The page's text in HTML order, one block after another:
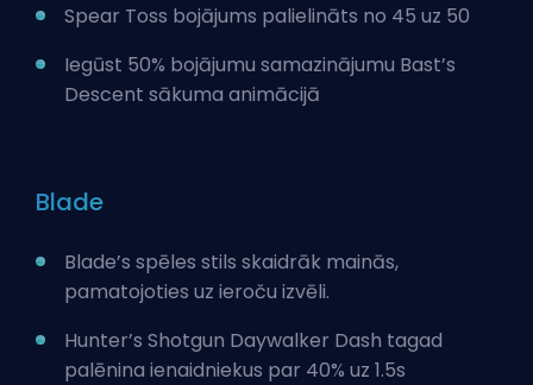
Spear Toss bojājums palielināts no 45 uz 50
Iegūst 50% bojājumu samazinājumu Bast’s
Descent sākuma animācijā
Blade
Blade’s spēles stils skaidrāk mainās,
pamatojoties uz ieroču izvēli.
Hunter’s Shotgun Daywalker Dash tagad
palēnina ienaidniekus par 40% uz 1.5s